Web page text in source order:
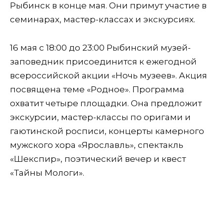
Рыбинск в конце мая. Они примут участие в
семинарах, мастер-классах и экскурсиях.
16 мая с 18:00 до 23:00 Рыбинский музей-
заповедник присоединится к ежегодной
всероссийской акции «Ночь музеев». Акция
посвящена теме «Родное». Программа
охватит четыре площадки. Она предложит
экскурсии, мастер-классы по оригами и
гаютинской росписи, концерты камерного
мужского хора «Ярославль», спектакль
«Шекспир», поэтический вечер и квест
«Тайны Мологи».